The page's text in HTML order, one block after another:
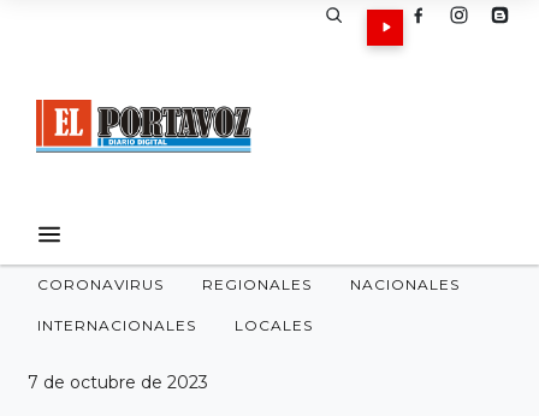
CORONAVIRUS REGIONALES NACIONALES
INTERNACIONALES LOCALES
7 de octubre de 2023